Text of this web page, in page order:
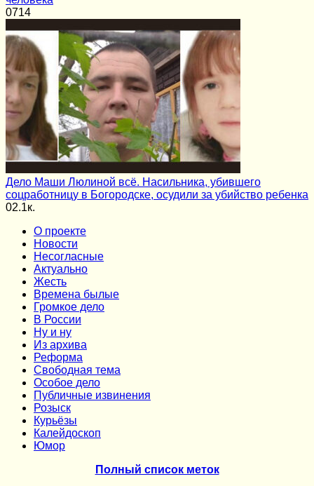
0714
Дело Маши Люлиной всё. Насильника, убившего
соцработницу в Богородске, осудили за убийство ребенка
02.1к.
О проекте
Новости
Несогласные
Актуально
Жесть
Времена былые
Громкое дело
В России
Ну и ну
Из архива
Реформа
Cвободная тема
Особое дело
Публичные извинения
Розыск
Курьёзы
Калейдоскоп
Юмор
Полный список меток